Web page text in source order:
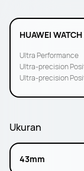
HUAWEI
Ultra Performance
Ultra-precision
Ultra-precision
Ukuran
43mm